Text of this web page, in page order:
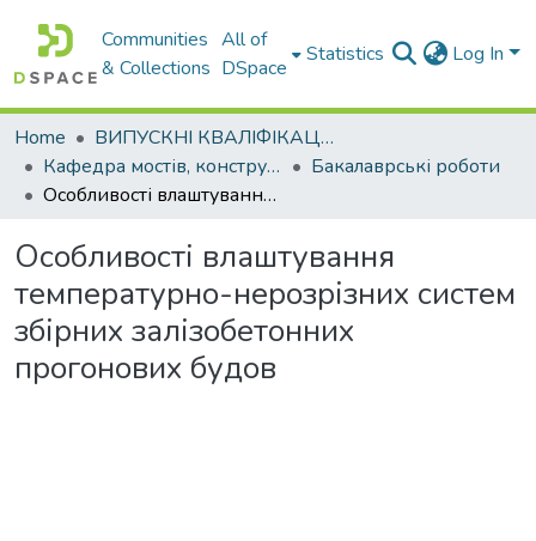
Communities
& Collections
All of
DSpace
Statistics Log In
Home
ВИПУСКНІ КВАЛІФІКАЦІЙНІ РОБОТИ
Кафедра мостів, конструкцій та будівельної механіки
Бакалаврські роботи
Особливості влаштування температурно-нерозрізних систем збірних залізобетонних прогонових будов
Особливості влаштування
температурно-нерозрізних систем
збірних залізобетонних
прогонових будов